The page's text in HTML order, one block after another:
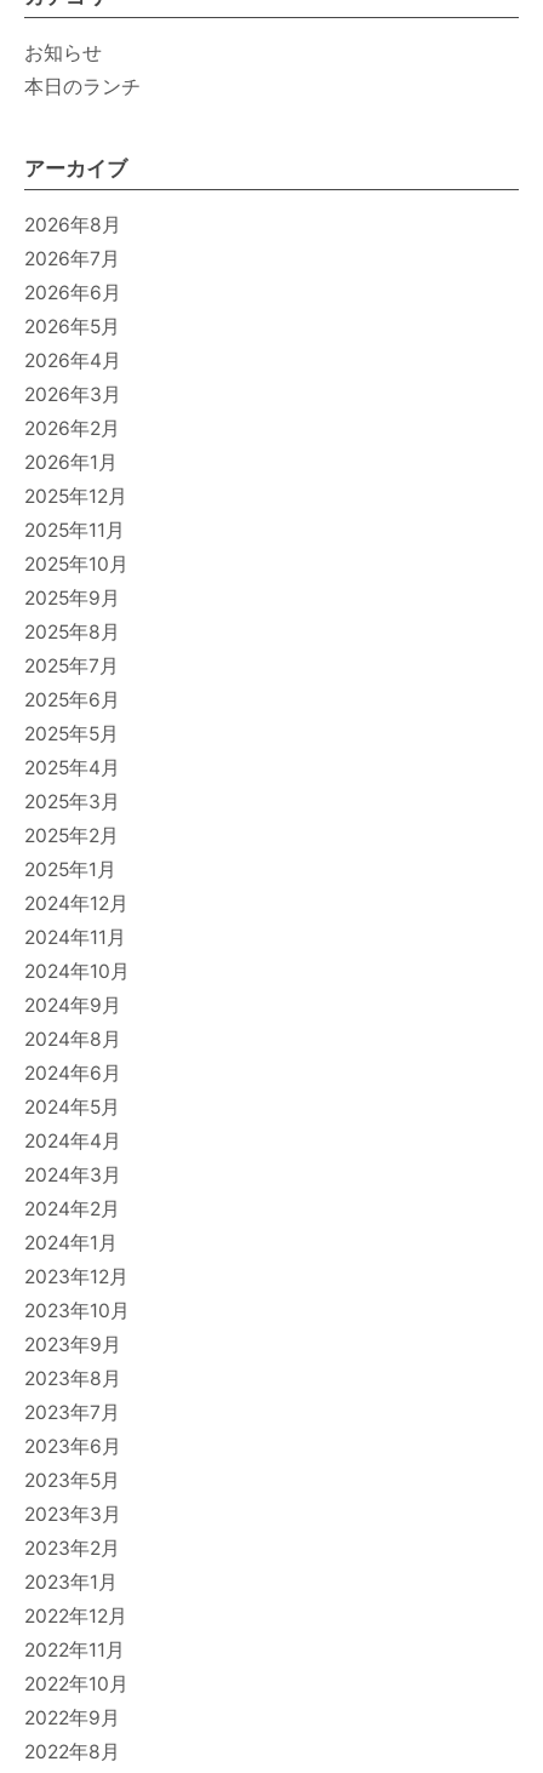
お知らせ
本日のランチ
アーカイブ
2026年8月
2026年7月
2026年6月
2026年5月
2026年4月
2026年3月
2026年2月
2026年1月
2025年12月
2025年11月
2025年10月
2025年9月
2025年8月
2025年7月
2025年6月
2025年5月
2025年4月
2025年3月
2025年2月
2025年1月
2024年12月
2024年11月
2024年10月
2024年9月
2024年8月
2024年6月
2024年5月
2024年4月
2024年3月
2024年2月
2024年1月
2023年12月
2023年10月
2023年9月
2023年8月
2023年7月
2023年6月
2023年5月
2023年3月
2023年2月
2023年1月
2022年12月
2022年11月
2022年10月
2022年9月
2022年8月